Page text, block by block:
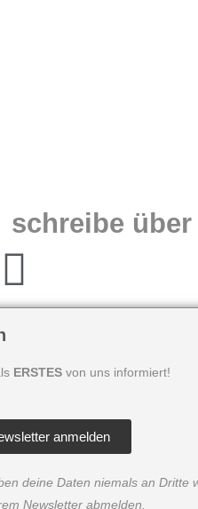
schreibe
ERSTESvon uns informiert!
anmelden
deine Daten niemals an Dritte
Newsletter abmelden.